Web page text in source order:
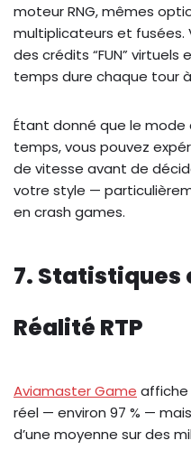
moteur RNG, mêmes
multiplicateurs et fusées.
des crédits “FUN”
temps dure chaque tour
Étant donné que le mode
temps, vous pouvez
de vitesse avant de
votre style —
en crash games.
7. Statistiques
Réalité RTP
Aviamaster Game affiche
réel — environ 97 % —
d’une moyenne sur des